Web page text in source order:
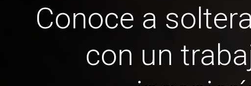
Conoce a
con un